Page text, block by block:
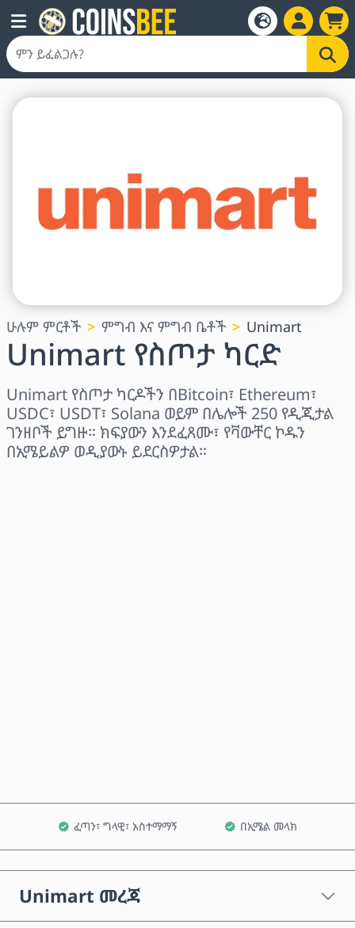
ሁሉም ምርቶች ምግብ እና ምግብ ቤቶች Unimart
Unimart የስጦታ ካርድ
Unimart የስጦታ ካርዶችን በBitcoin፣ Ethereum፣
USDC፣ USDT፣ Solana ወይም በሌሎች 250 የዲጂታል
ገንዘቦች ይግዙ። ክፍያውን እንደፈጸሙ፣ የቫውቸር ኮዱን
በኢሜይልዎ ወዲያውኑ ይደርስዎታል።
ፈጣን፣ ግላዊ፣ አስተማማኝ በኢሜል መላክ
Unimart መረጃ